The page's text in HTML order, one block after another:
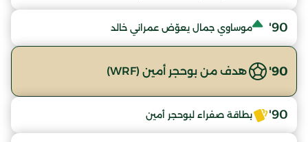
90' موساوي جمال يعوّض عمراني خالد
90' هدف من بوحجر أمين (WRF)
90' بطاقة صفراء لبوحجر أمين